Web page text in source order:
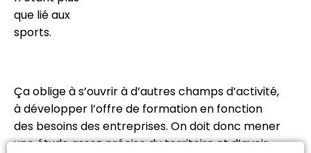
que lié aux
sports.
Ça oblige à s’ouvrir à d’autres champs d’activité,
à développer l’offre de formation en fonction
des besoins des entreprises. On doit donc mener
une étude assez précise du territoire et d’avoir